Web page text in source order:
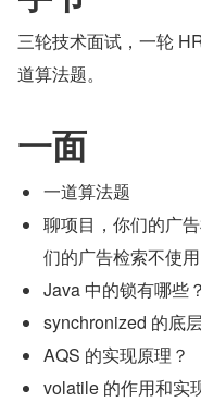
三轮技术面试，一轮
道算法题。
一面
一道算法题
聊项目，你们的广
们的广告检索不使
Java 中的锁有哪些
synchronized 的底
AQS 的实现原理？
volatile 的作用和实